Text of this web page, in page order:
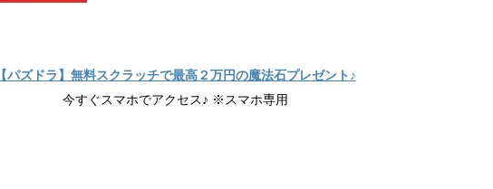
【パズドラ】無料スクラッチで最高２万円の魔法石プレゼント♪
今すぐスマホでアクセス♪ ※スマホ専用